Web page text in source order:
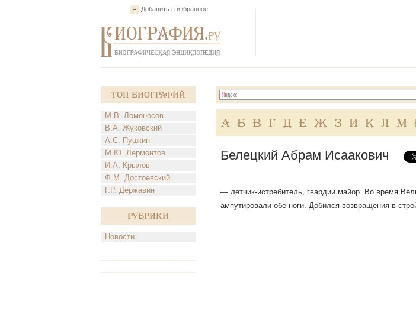
Добавить в избранное
Топ Биографий
М.В. Ломоносов
В.А. Жуковский
А.С. Пушкин
М.Ю. Лермонтов
И.А. Крылов
Ф.М. Достоевский
Г.Р. Державин
Рубрики
Новости
А Б В Г Д Е Ж З И К Л М
Белецкий Абрам Исаакович
— летчик-истребитель, гвардии майор. Во время
ампутировали обе ноги. Добился возвращения в